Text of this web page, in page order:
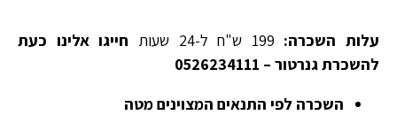
עלות השכרה:
חייגו אלינו כעת
להשכרת גנרטור – 0526234111
השכרה לפי התנאים המצוינים מטה